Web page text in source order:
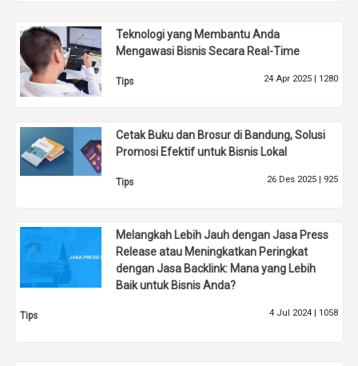
Teknologi yang Membantu Anda
Mengawasi Bisnis Secara Real-Time
Tips 24 Apr 2025 | 1280
Cetak Buku dan Brosur di Bandung, Solusi
Promosi Efektif untuk Bisnis Lokal
Tips 26 Des 2025 | 925
Melangkah Lebih Jauh dengan Jasa Press
Release atau Meningkatkan Peringkat
dengan Jasa Backlink: Mana yang Lebih
Baik untuk Bisnis Anda?
Tips 4 Jul 2024 | 1058